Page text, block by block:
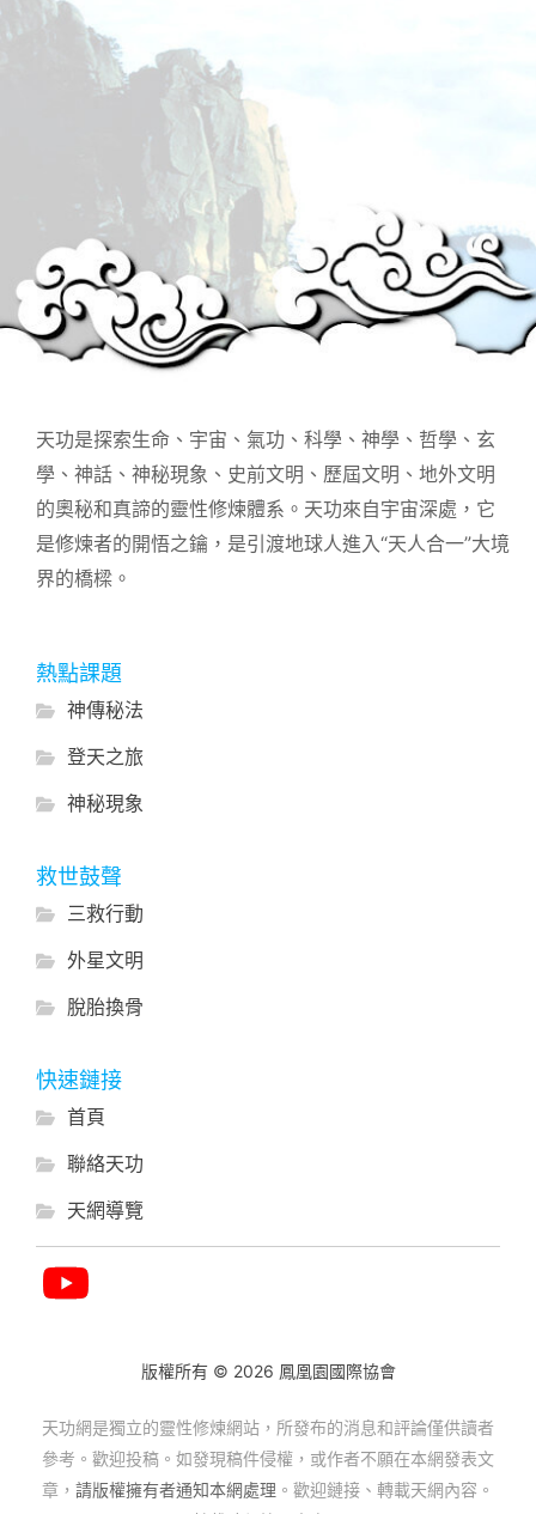
天功是探索生命、宇宙、氣功、科學、神學、哲學、玄
學、神話、神秘現象、史前文明、歷屆文明、地外文明
的奧秘和真諦的靈性修煉體系。天功來自宇宙深處，它
是修煉者的開悟之鑰，是引渡地球人進入“天人合一”大境
界的橋樑。
熱點課題
神傳秘法
登天之旅
神秘現象
救世鼓聲
三救行動
外星文明
脫胎換骨
快速鏈接
首頁
聯絡天功
天網導覽
版權所有 © 2026 鳳凰園國際協會
天功網是獨立的靈性修煉網站，所發布的消息和評論僅供讀者
參考。歡迎投稿。如發現稿件侵權，或作者不願在本網發表文
章， 請版權擁有者通知本網處理 。歡迎鏈接、轉載天網內容。